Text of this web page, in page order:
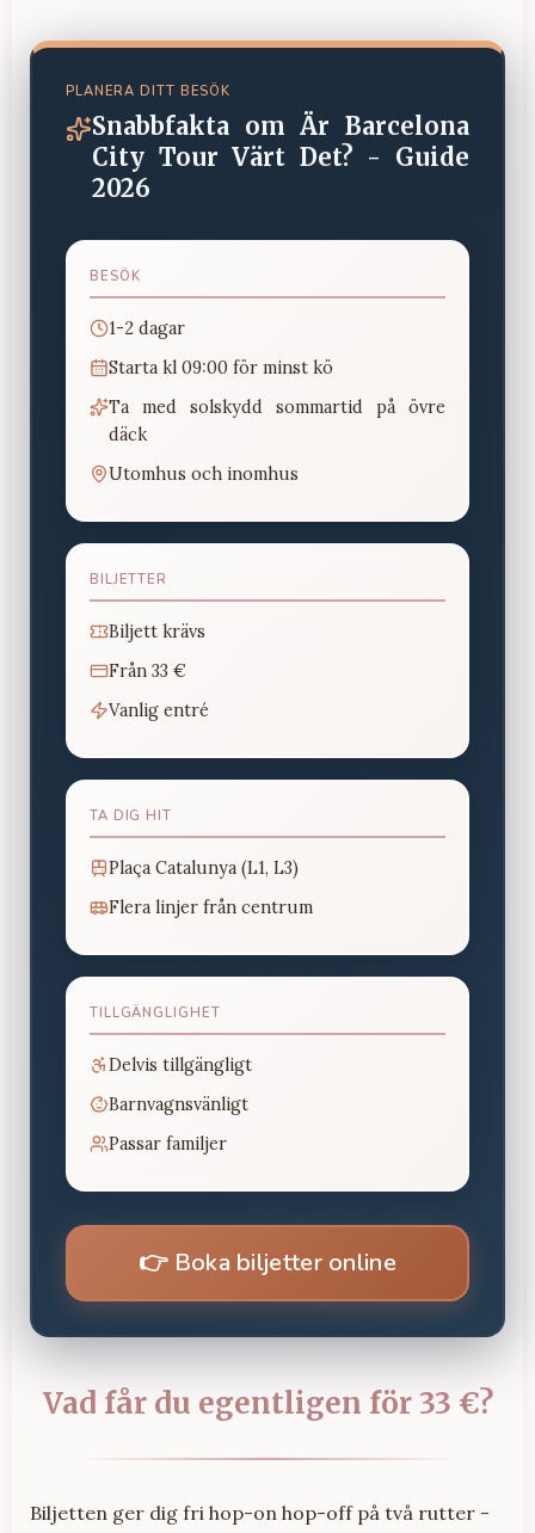
PLANERA DITT BESÖK
Snabbfakta om Är Barcelona
City Tour Värt Det? - Guide
2026
BESÖK
1-2 dagar
Starta kl 09:00 för minst kö
Ta med solskydd sommartid på övre
däck
Utomhus och inomhus
BILJETTER
Biljett krävs
Från 33 €
Vanlig entré
TA DIG HIT
Plaça Catalunya (L1, L3)
Flera linjer från centrum
TILLGÄNGLIGHET
Delvis tillgängligt
Barnvagnsvänligt
Passar familjer
👉 Boka biljetter online
Vad får du egentligen för 33 €?
Biljetten ger dig fri hop-on hop-off på två rutter -